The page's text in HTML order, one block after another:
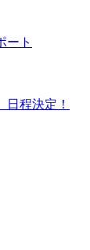
ート
程決定！